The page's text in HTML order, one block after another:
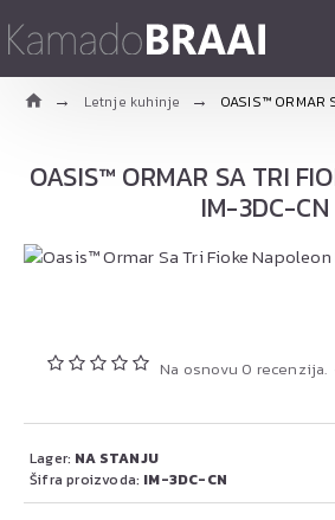
Letnje kuhinje OASIS™ ORMAR
OASIS™ ORMAR SA TRI
IM-3DC-CN
Na osnovu 0 recenzija.
Lager: NA STANJU
Šifra proizvoda: IM-3DC-CN